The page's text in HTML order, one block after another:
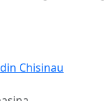
Chisinau